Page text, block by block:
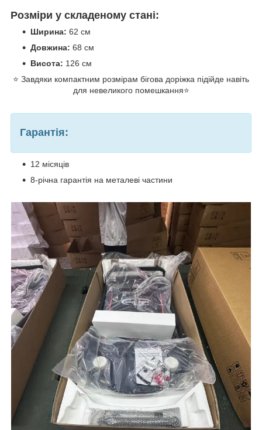
Розміри у складеному стані:
Ширина: 62 см
Довжина: 68 см
Висота: 126 см
⭐ Завдяки компактним розмірам бігова доріжка підійде навіть
для невеликого помешкання⭐
Гарантія:
12 місяців
8-річна гарантія на металеві частини